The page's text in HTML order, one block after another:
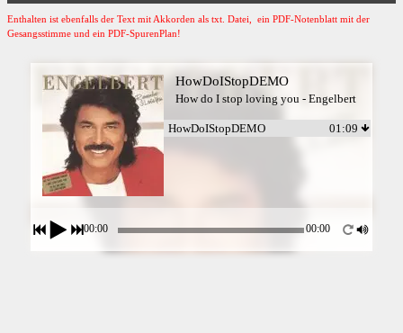
Enthalten ist ebenfalls der Text mit Akkorden als txt. Datei, ein PDF-Notenblatt mit der
Gesangsstimme und ein PDF-SpurenPlan!
HowDoIStopDEMO
How do I stop loving you - Engelbert
HowDoIStopDEMO 01:09
00:00 00:00